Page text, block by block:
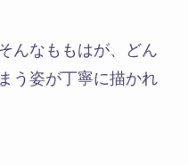
んなももはが、
どん
う姿が丁寧に描かれ